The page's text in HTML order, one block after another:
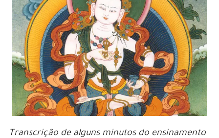
Transcrição de alguns minutos do ensinamento